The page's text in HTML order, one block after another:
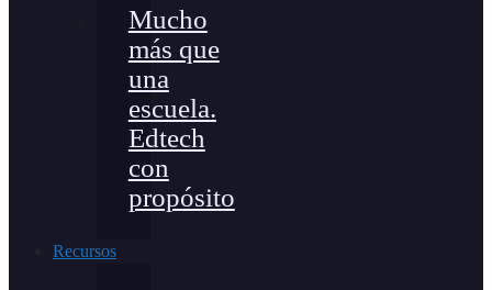
Mucho
más que
una
escuela.
Edtech
con
propósito
Recursos